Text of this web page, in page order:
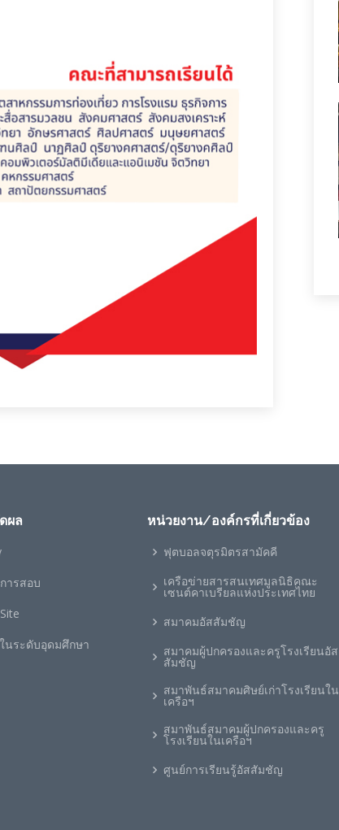
ผล
ารสอบ
นระดับอุดมศึกษา
หน่วยงาน/องค์กรที่เกี่ยวข้อง
ฟุตบอลจตุรมิตรสามัคคี
เครือข่ายสารสนเทศมูลนิธิคณะ
เซนต์คาเบรียลแห่งประเทศไทย
สมาคมอัสสัมชัญ
สมาคมผู้ปกครองและครูโรงเรียนอัส
สัมชัญ
สมาพันธ์สมาคมศิษย์เก่าโรงเรียนใน
เครือฯ
สมาพันธ์สมาคมผู้ปกครองและครู
โรงเรียนในเครือฯ
ศูนย์การเรียนรู้อัสสัมชัญ